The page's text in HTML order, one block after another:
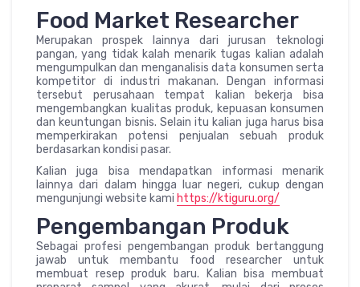
Food Market Researcher
Merupakan prospek lainnya dari jurusan teknologi
pangan, yang tidak kalah menarik tugas kalian adalah
mengumpulkan dan menganalisis data konsumen serta
kompetitor di industri makanan. Dengan informasi
tersebut perusahaan tempat kalian bekerja bisa
mengembangkan kualitas produk, kepuasan konsumen
dan keuntungan bisnis. Selain itu kalian juga harus bisa
memperkirakan potensi penjualan sebuah produk
berdasarkan kondisi pasar.
Kalian juga bisa mendapatkan informasi menarik
lainnya dari dalam hingga luar negeri, cukup dengan
mengunjungi website kami https://ktiguru.org/
Pengembangan Produk
Sebagai profesi pengembangan produk bertanggung
jawab untuk membantu food researcher untuk
membuat resep produk baru. Kalian bisa membuat